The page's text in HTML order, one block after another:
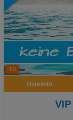
10
Hotelinfo